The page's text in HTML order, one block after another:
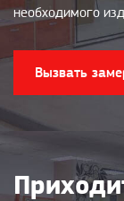
необходимого
Вызвать